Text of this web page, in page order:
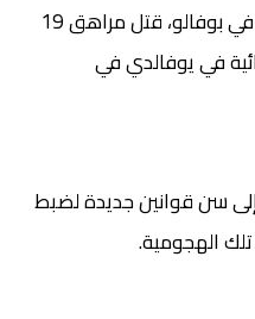
وبعد عشرة أيام على إطلاق النار في بوفالو، قتل مراهق 19
في يوفالدي في
سن قوانين جديدة لضبط
الهجومية.